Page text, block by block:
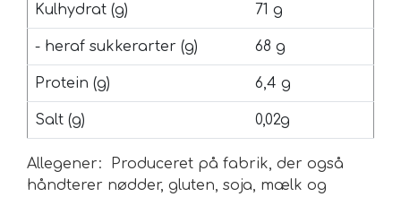
Kulhydrat (g) 71 g
- heraf sukkerarter (g) 68 g
Protein (g) 6,4 g
Salt (g) 0,02g
Allegener: Produceret på fabrik, der også
håndterer nødder, gluten, soja, mælk og